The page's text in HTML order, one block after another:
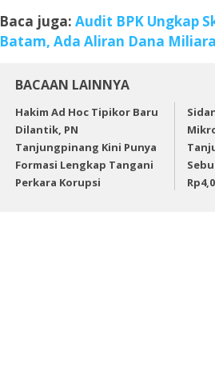
Baca juga: Audit BPK Ungkap
Batam, Ada Aliran Dana
BACAAN LAINNYA
Hakim Ad Hoc Tipikor Baru
Dilantik, PN
Tanjungpinang Kini Punya
Formasi Lengkap Tangani
Perkara Korupsi